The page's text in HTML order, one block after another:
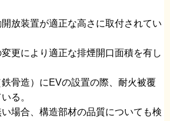
放装置が適正な高さに取付されてい
更により適正な排煙開口面積を有し
骨造）にEVの設置の際、耐火被覆
る。
場合、構造部材の品質についても検